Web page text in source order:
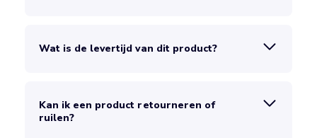
Wat is de levertijd van dit product?
Kan ik een product retourneren of
ruilen?